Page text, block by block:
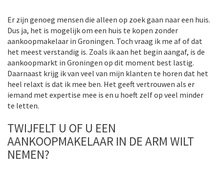
Er zijn genoeg mensen die alleen op zoek gaan naar een huis.
Dus ja, het is mogelijk om een huis te kopen zonder
aankoopmakelaar in Groningen. Toch vraag ik me af of dat
het meest verstandig is. Zoals ik aan het begin aangaf, is de
aankoopmarkt in Groningen op dit moment best lastig.
Daarnaast krijg ik van veel van mijn klanten te horen dat het
heel relaxt is dat ik mee ben. Het geeft vertrouwen als er
iemand met expertise mee is en u hoeft zelf op veel minder
te letten.
TWIJFELT U OF U EEN
AANKOOPMAKELAAR IN DE ARM WILT
NEMEN?